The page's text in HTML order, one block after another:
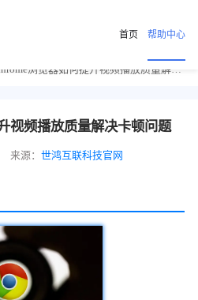
首页 帮助中心
浏览器如何提升视频播放质量解决卡顿问题
视频播放质量解决卡顿问题
来源：世鸿互联科技官网